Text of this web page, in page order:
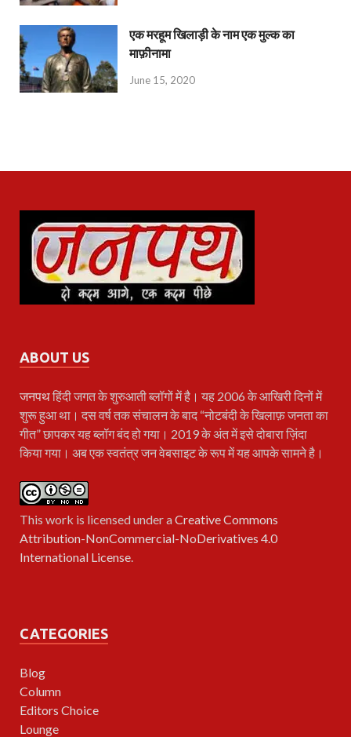
एक मरहूम खिलाड़ी के नाम एक मुल्क का
माफ़ीनामा
June 15, 2020
ABOUT US
जनपथहिंदी जगत के शुरुआती ब्लॉगों में है। यह 2006 के आखिरी दिनों में
शुरू हुआ था। दस वर्ष तक संचालन के बाद “नोटबंदी के खिलाफ़ जनता का
गीत” छापकर यह ब्लॉग बंद हो गया। 2019 के अंत में इसे दोबारा ज़िंदा
किया गया। अब एक स्वतंत्र जन वेबसाइट के रूप में यह आपके सामने है।
This work is licensed under aCreative Commons
Attribution-NonCommercial-NoDerivatives 4.0
International License.
CATEGORIES
Blog
Column
Editors Choice
Lounge